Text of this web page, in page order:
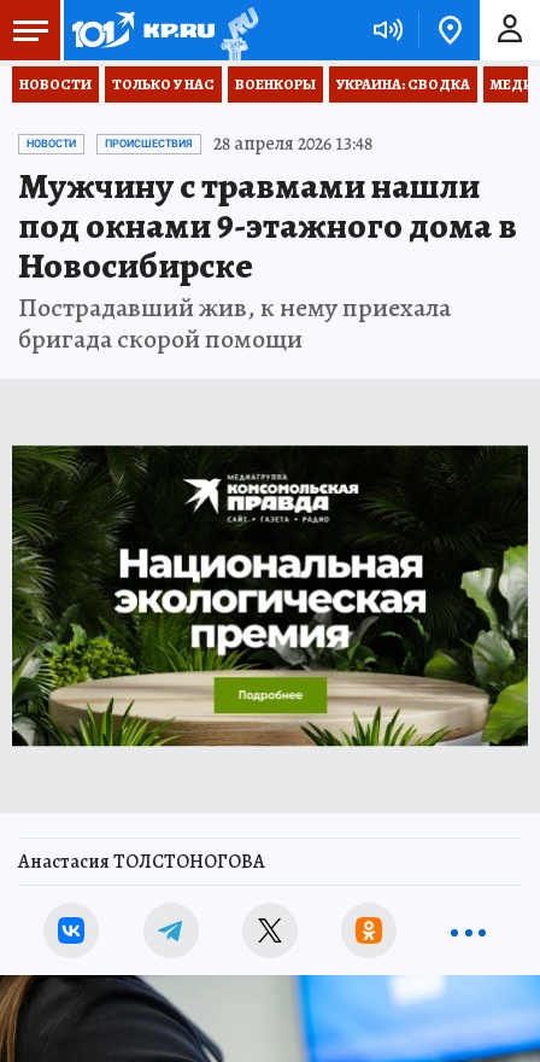
НОВОСТИ ТОЛЬКО У НАС ВОЕНКОРЫ УКРАИНА: СВОДКА
НОВОСТИ ПРОИСШЕСТВИЯ 28 апреля 2026 13:48
Мужчину с травмами нашли
под окнами 9-этажного дома в
Новосибирске
Пострадавший жив, к нему приехала
бригада скорой помощи
Анастасия ТОЛСТОНОГОВА